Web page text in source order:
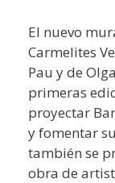
El nuevo
Carmelites
Pau y de
primeras
proyectar
y fomentar
también se
obra de